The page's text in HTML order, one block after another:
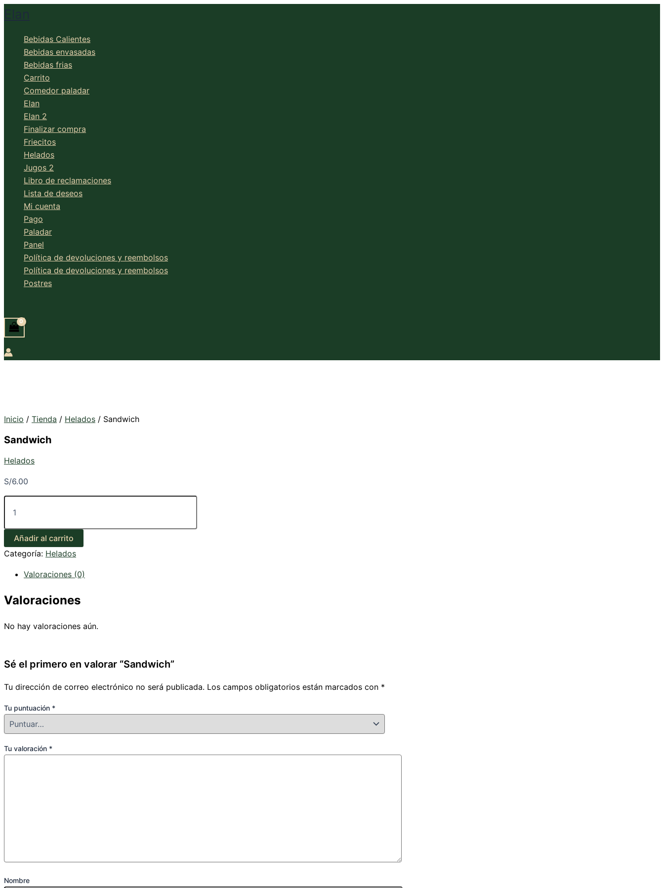
contenidoBebidas Calientes
Bebidas envasadas
Bebidas frias
Carrito
Comedor paladar
Elan
Elan 2
Finalizar compra
Friecitos
Helados
Jugos 2
Libro de reclamaciones
Lista de deseos
Mi cuenta
Pago
Paladar
Panel
Política de devoluciones y reembolsos
Política de devoluciones y reembolsos
Postres
Inicio / Tienda / Helados / Sandwich
Sandwich
Helados
S/6.00
Sandwich
cantidad
Añadir al carrito
Categoría: Helados
Valoraciones (0)
Valoraciones
No hay valoraciones aún.
Sé el primero en valorar “Sandwich”
Tu dirección de correo electrónico no será publicada. Los campos obligatorios están marcados con *
Tu puntuación *
Tu valoración *
Nombre